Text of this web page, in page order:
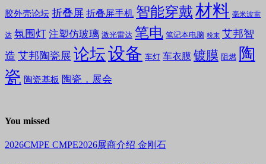
胶外壳论坛 折叠屏 折叠屏手机 智能穿戴材料 毫米波雷
达 氛围灯 注塑仿玻璃 激光雷达 笔电 笔记本电脑 粉末 艾邦智
造 艾邦陶瓷展 论坛设备 车灯 车衣膜 镀膜 阻燃 陶
瓷 陶瓷基板 陶瓷，展会
You missed
2026CMPE CMPE2026展商介绍 金刚石